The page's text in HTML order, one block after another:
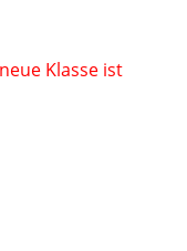
Klasse ist